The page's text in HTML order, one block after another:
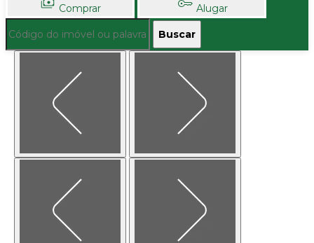
Comprar Alugar
Buscar